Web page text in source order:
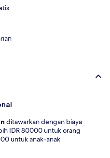
ditawarkan dengan biaya
IDR 80000 untuk orang
untuk anak-anak